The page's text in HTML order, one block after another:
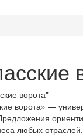
ворота"
ворота» —
любых отраслей.